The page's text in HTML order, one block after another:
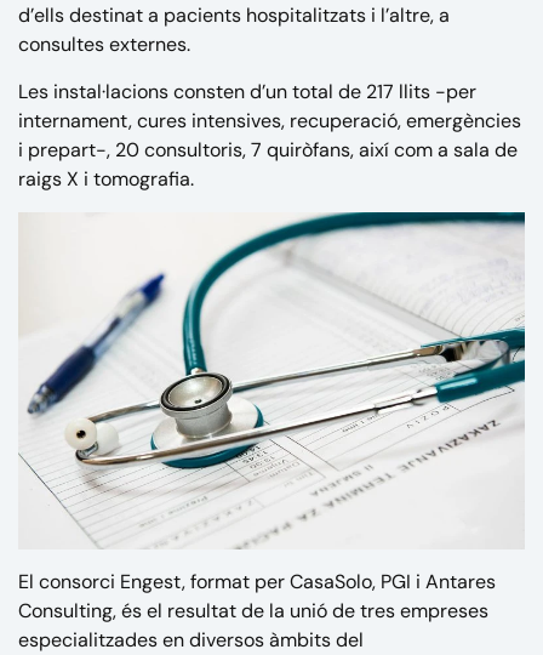
d’ells destinat a pacients hospitalitzats i l’altre, a
consultes externes.
Les instal·lacions consten d’un total de 217 llits -per
internament, cures intensives, recuperació, emergències
i prepart-, 20 consultoris, 7 quiròfans, així com a sala de
raigs X i tomografia.
El consorci Engest, format per CasaSolo, PGI i Antares
Consulting, és el resultat de la unió de tres empreses
especialitzades en diversos àmbits del